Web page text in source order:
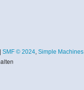
SMF © 2024, Simple Machines